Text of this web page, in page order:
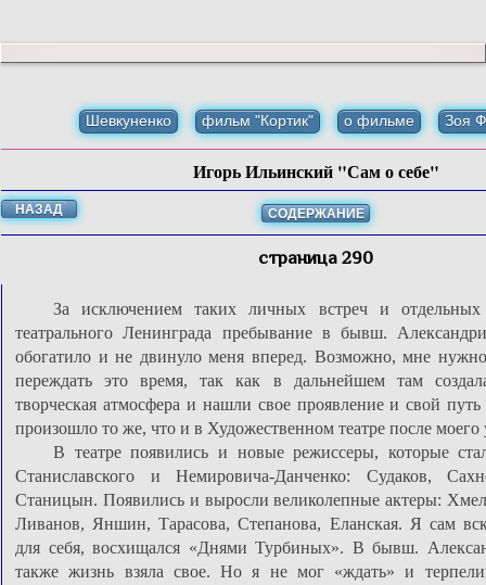
Шевкуненко фильм "Кортик" о фильме Зоя
Игорь Ильинский "Сам о себе"
НАЗАД СОДЕРЖАНИЕ
страница 290
За исключением таких личных встреч и отдельных
театрального Ленинграда пребывание в бывш.
обогатило и не двинуло меня вперед. Возможно, мне
переждать это время, так как в дальнейшем там
творческая атмосфера и нашли свое проявление и свой
произошло то же, что и в Художественном театре после моего
В театре появились и новые режиссеры, которые
Станиславского и Немировича-Данченко: Судаков,
Станицын. Появились и выросли великолепные актеры:
Ливанов, Яншин, Тарасова, Степанова, Еланская. Я сам
для себя, восхищался «Днями Турбиных». В бывш.
также жизнь взяла свое. Но я не мог «ждать» и